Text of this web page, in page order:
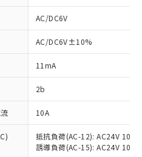
AC/DC6V
AC/DC6V±10%
11mA
2b
10A
抵抗負荷(AC-12): AC24V 10A/
誘導負荷(AC-15): AC24V
ただき、同意のうえ
当社制御機器事業取扱
状況および標準価格
ていただくもので
業取扱商品の中には、
令（10物質）の非含
り替える予定のある
指令（10物質）の
で、対応品を出す予
指令（10物質）の
査中または確認中の
料など無形物で、有
い商品です。
、非含有部品として
含有率が中国RoHSの
を示します。
含有率が中国RoHSの